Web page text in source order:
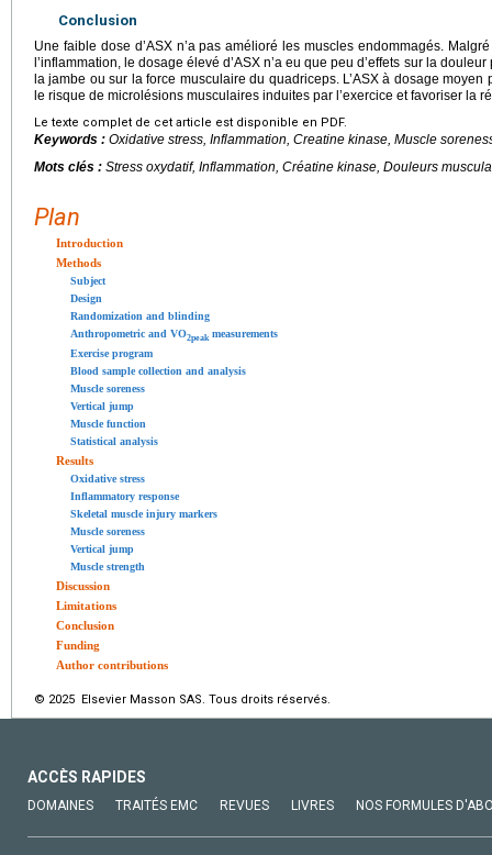
Conclusion
Une faible dose d’ASX n’a pas amélioré les muscles endommagés.
l’inflammation, le dosage élevé d’ASX n’a eu que peu d’effets sur la
la jambe ou sur la force musculaire du quadriceps. L’ASX à dosage
le risque de microlésions musculaires induites par l’exercice et favoriser la
Le texte complet de cet article est disponible en PDF.
Keywords : Oxidative stress, Inflammation, Creatine kinase, Muscle
Mots clés : Stress oxydatif, Inflammation, Créatine kinase, Douleurs
Plan
Introduction
Methods
Subject
Design
Randomization and blinding
Anthropometric and VO2peak measurements
Exercise program
Blood sample collection and analysis
Muscle soreness
Vertical jump
Muscle function
Statistical analysis
Results
Oxidative stress
Inflammatory response
Skeletal muscle injury markers
Muscle soreness
Vertical jump
Muscle strength
Discussion
Limitations
Conclusion
Funding
Author contributions
© 2025 Elsevier Masson SAS. Tous droits réservés.
ACCÈS RAPIDES
DOMAINES TRAITÉS EMC REVUES LIVRES NOS FORMULES